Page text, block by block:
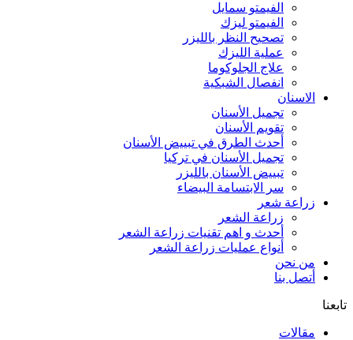
الفيمتو سمايل
الفيمتو ليزك
تصحيح النظر بالليزر
عملية الليزك
علاج الجلوكوما
انفصال الشبكية
الاسنان
تجميل الأسنان
تقويم الأسنان
أحدث الطرق في تبييض الأسنان
تجميل الأسنان في تركيا
تبييض الأسنان بالليزر
سر الابتسامة البيضاء
زراعة شعر
زراعة الشعر
أحدث و اهم تقنيات زراعة الشعر
أنواع عمليات زراعة الشعر
من نحن
أتصل بنا
تابعنا
مقالات